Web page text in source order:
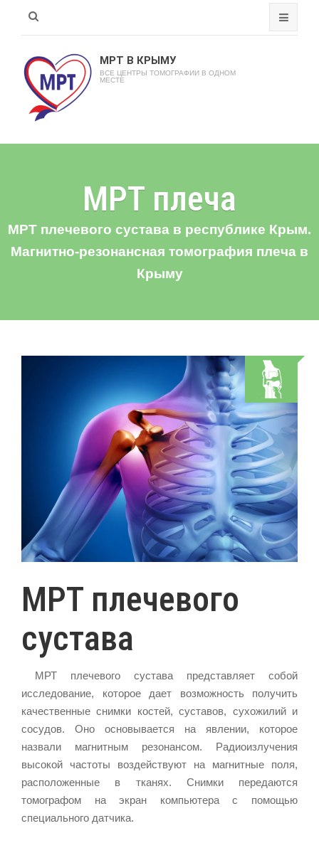
МРТ В КРЫМУ
ВСЕ ЦЕНТРЫ ТОМОГРАФИИ В ОДНОМ
МЕСТЕ
МРТ плеча
МРТ плечевого сустава в республике Крым.
Магнитно-резонансная томография плеча в
Крыму
МРТ плечевого
сустава
МРТ плечевого сустава представляет собой
исследование, которое дает возможность получить
качественные снимки костей, суставов, сухожилий и
сосудов. Оно основывается на явлении, которое
назвали магнитным резонансом. Радиоизлучения
высокой частоты воздействуют на магнитные поля,
расположенные в тканях. Снимки передаются
томографом на экран компьютера с помощью
специального датчика.